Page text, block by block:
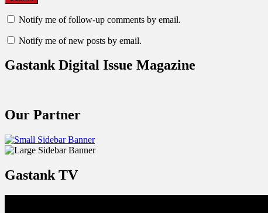
Notify me of follow-up comments by email.
Notify me of new posts by email.
Gastank Digital Issue Magazine
Our Partner
Gastank TV